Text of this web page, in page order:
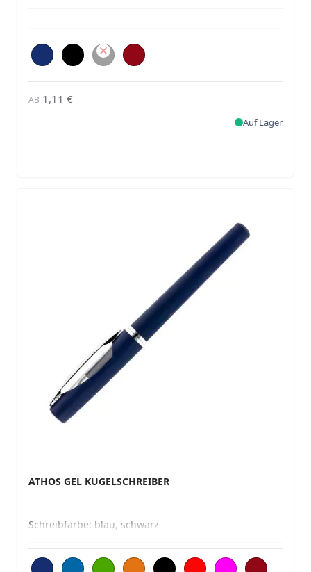
AB 1,11 €
Auf Lager
ATHOS GEL KUGELSCHREIBER
Schreibfarbe: blau, schwarz